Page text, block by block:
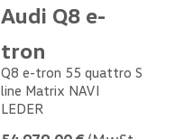
Audi Q8 e-
tron
Q8 e-tron 55 quattro S
line Matrix NAVI
LEDER